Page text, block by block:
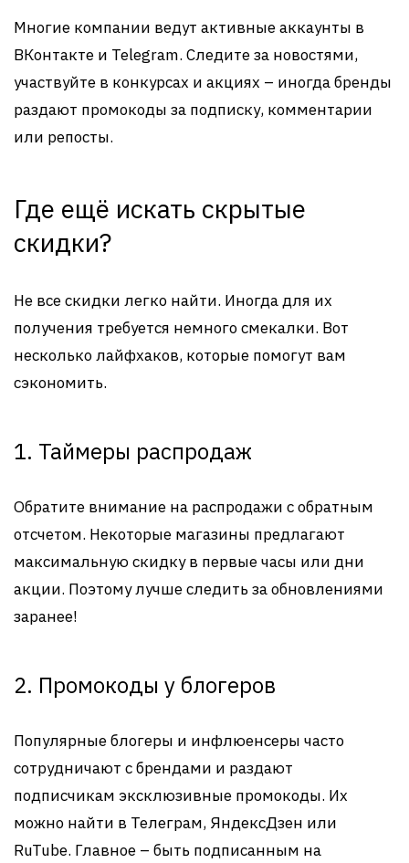
Многие компании ведут активные аккаунты в
ВКонтакте и Telegram. Следите за новостями,
участвуйте в конкурсах и акциях – иногда бренды
раздают промокоды за подписку, комментарии
или репосты.
Где ещё искать скрытые
скидки?
Не все скидки легко найти. Иногда для их
получения требуется немного смекалки. Вот
несколько лайфхаков, которые помогут вам
сэкономить.
1. Таймеры распродаж
Обратите внимание на распродажи с обратным
отсчетом. Некоторые магазины предлагают
максимальную скидку в первые часы или дни
акции. Поэтому лучше следить за обновлениями
заранее!
2. Промокоды у блогеров
Популярные блогеры и инфлюенсеры часто
сотрудничают с брендами и раздают
подписчикам эксклюзивные промокоды. Их
можно найти в Телеграм, ЯндексДзен или
RuTube. Главное – быть подписанным на